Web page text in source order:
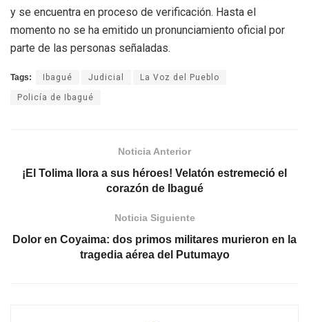
y se encuentra en proceso de verificación. Hasta el
momento no se ha emitido un pronunciamiento oficial por
parte de las personas señaladas.
Tags: Ibagué Judicial La Voz del Pueblo
Policía de Ibagué
Noticia Anterior
¡El Tolima llora a sus héroes! Velatón estremeció el
corazón de Ibagué
Noticia Siguiente
Dolor en Coyaima: dos primos militares murieron en la
tragedia aérea del Putumayo